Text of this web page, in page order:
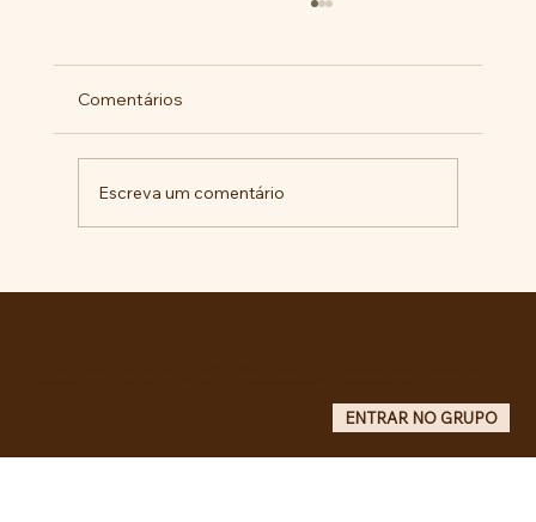
Comentários
Escreva um comentário
ENTRAR NO GRUPO